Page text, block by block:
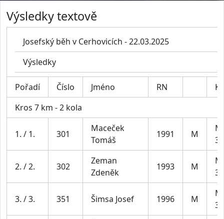
Výsledky textově
Josefský běh v Cerhovicích - 22.03.2025
Výsledky
Pořadí Číslo Jméno RN
Kros 7 km - 2 kola
1. / 1. 301
Maceček
Tomáš
1991 M
2. / 2. 302
Zeman
Zdeněk
1993 M
3. / 3. 351 Šimsa Josef 1996 M